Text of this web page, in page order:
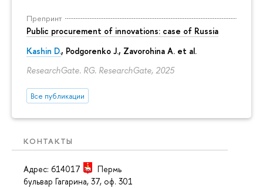
Препринт
Public procurement of innovations: case of Russia
Kashin D., Podgorenko J., Zavorohina A. et al.
ResearchGate. RG. ResearchGate, 2025
Все публикации
КОНТАКТЫ
Адрес: 614017
Пермь
бульвар Гагарина, 37, оф. 301